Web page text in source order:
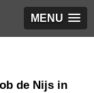
MENU
de Nijs in